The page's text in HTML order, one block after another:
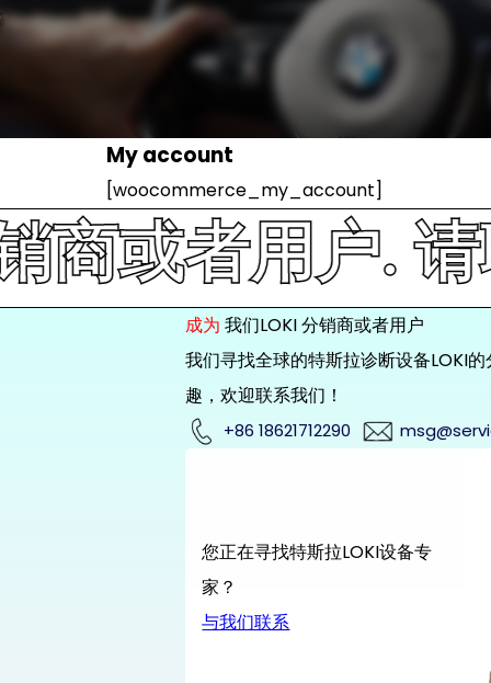
My account
[woocommerce_my_account]
商或者用户.
成为 我们LOKI 分销商或者用户
我们寻找全球的特斯拉诊断设备LOKI
趣，欢迎联系我们！
+86 18621712290
您正在寻找特斯拉LOKI设备专
家？
与我们联系